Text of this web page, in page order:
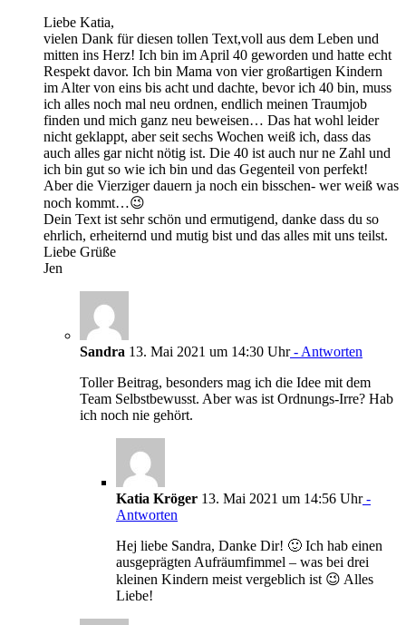
Liebe Katia,
vielen Dank für diesen tollen Text,voll aus dem Leben und
mitten ins Herz! Ich bin im April 40 geworden und hatte echt
Respekt davor. Ich bin Mama von vier großartigen Kindern
im Alter von eins bis acht und dachte, bevor ich 40 bin, muss
ich alles noch mal neu ordnen, endlich meinen Traumjob
finden und mich ganz neu beweisen… Das hat wohl leider
nicht geklappt, aber seit sechs Wochen weiß ich, dass das
auch alles gar nicht nötig ist. Die 40 ist auch nur ne Zahl und
ich bin gut so wie ich bin und das Gegenteil von perfekt!
Aber die Vierziger dauern ja noch ein bisschen- wer weiß was
noch kommt…😉
Dein Text ist sehr schön und ermutigend, danke dass du so
ehrlich, erheiternd und mutig bist und das alles mit uns teilst.
Liebe Grüße
Jen
Sandra 13. Mai 2021 um 14:30 Uhr- Antworten
Toller Beitrag, besonders mag ich die Idee mit dem
Team Selbstbewusst. Aber was ist Ordnungs-Irre? Hab
ich noch nie gehört.
Katia Kröger 13. Mai 2021 um 14:56 Uhr-
Antworten
Hej liebe Sandra, Danke Dir! 🙂 Ich hab einen
ausgeprägten Aufräumfimmel – was bei drei
kleinen Kindern meist vergeblich ist 😉 Alles
Liebe!